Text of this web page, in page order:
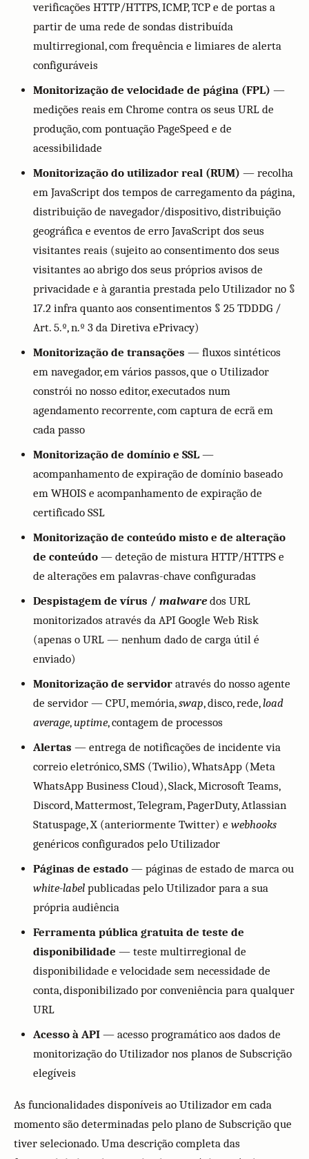
verificações HTTP/HTTPS, ICMP, TCP e de portas a
partir de uma rede de sondas distribuída
multirregional, com frequência e limiares de alerta
configuráveis
Monitorização de velocidade de página (FPL) —
medições reais em Chrome contra os seus URL de
produção, com pontuação PageSpeed e de
acessibilidade
Monitorização do utilizador real (RUM) — recolha
em JavaScript dos tempos de carregamento da página,
distribuição de navegador/dispositivo, distribuição
geográfica e eventos de erro JavaScript dos seus
visitantes reais (sujeito ao consentimento dos seus
visitantes ao abrigo dos seus próprios avisos de
privacidade e à garantia prestada pelo Utilizador no §
17.2 infra quanto aos consentimentos § 25 TDDDG /
Art. 5.º, n.º 3 da Diretiva ePrivacy)
Monitorização de transações — fluxos sintéticos
em navegador, em vários passos, que o Utilizador
constrói no nosso editor, executados num
agendamento recorrente, com captura de ecrã em
cada passo
Monitorização de domínio e SSL —
acompanhamento de expiração de domínio baseado
em WHOIS e acompanhamento de expiração de
certificado SSL
Monitorização de conteúdo misto e de alteração
de conteúdo — deteção de mistura HTTP/HTTPS e
de alterações em palavras-chave configuradas
Despistagem de vírus / malwaredos URL
monitorizados através da API Google Web Risk
(apenas o URL — nenhum dado de carga útil é
enviado)
Monitorização de servidor através do nosso agente
de servidor — CPU, memória,swap, disco, rede,load
average,uptime, contagem de processos
Alertas — entrega de notificações de incidente via
correio eletrónico, SMS (Twilio), WhatsApp (Meta
WhatsApp Business Cloud), Slack, Microsoft Teams,
Discord, Mattermost, Telegram, PagerDuty, Atlassian
Statuspage, X (anteriormente Twitter) e webhooks
genéricos configurados pelo Utilizador
Páginas de estado — páginas de estado de marca ou
white-label publicadas pelo Utilizador para a sua
própria audiência
Ferramenta pública gratuita de teste de
disponibilidade — teste multirregional de
disponibilidade e velocidade sem necessidade de
conta, disponibilizado por conveniência para qualquer
URL
Acesso à API — acesso programático aos dados de
monitorização do Utilizador nos planos de Subscrição
elegíveis
As funcionalidades disponíveis ao Utilizador em cada
momento são determinadas pelo plano de Subscrição que
tiver selecionado. Uma descrição completa das